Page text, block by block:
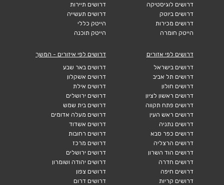
דרושים לוגיסטיקה
דרושים ביוטק
דרושים מכירות
הייטק חומרה
דרושים תיירות
דרושים תעשייה
הייטק כללי
הייטק תוכנה
דרושים לפי אזורים
דרושים בישראל
דרושים תל אביב
דרושים חולון
דרושים ראשון לציון
דרושים פתח תקווה
דרושים ראש העין
דרושים נתניה
דרושים כפר סבא
דרושים הרצליה
דרושים הוד השרון
דרושים חדרה
דרושים חיפה
דרושים קריות
דרושים לפי איזורים - המשך
דרושים באר שבע
דרושים אשקלון
דרושים אילת
דרושים ירושלים
דרושים בית שמש
דרושים מעלה אדומים
דרושים אשדוד
דרושים רחובות
דרושים מרכז
דרושים ירושלים
דרושים יהודה ושומרון
דרושים צפון
דרושים דרום